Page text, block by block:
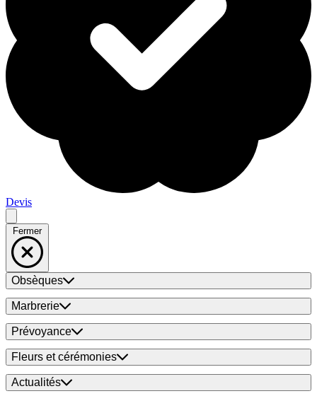
Devis
Fermer
Obsèques
Marbrerie
Prévoyance
Fleurs et cérémonies
Actualités